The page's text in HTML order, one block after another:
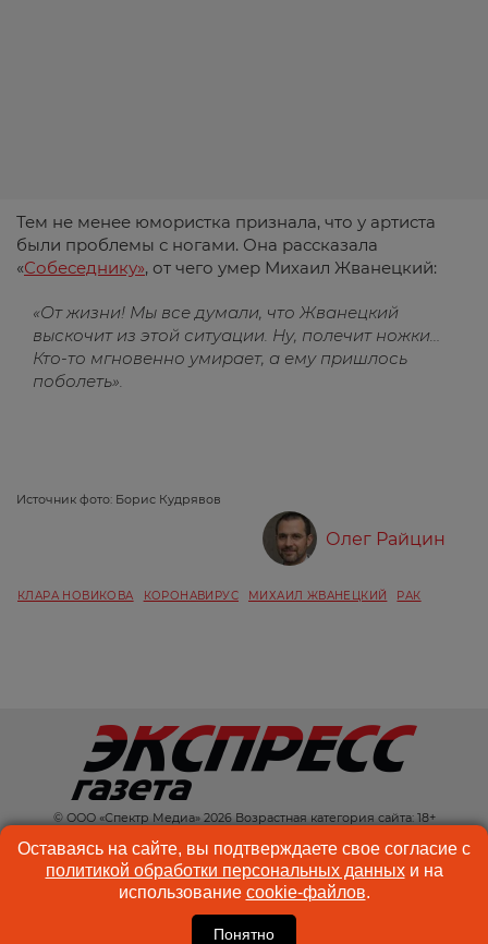
Тем не менее юмористка признала, что у артиста
были проблемы с ногами. Она рассказала
«Собеседнику», от чего умер Михаил Жванецкий:
«От жизни! Мы все думали, что Жванецкий
выскочит из этой ситуации. Ну, полечит ножки…
Кто-то мгновенно умирает, а ему пришлось
поболеть».
Источник фото: Борис Кудрявов
Олег Райцин
КЛАРА НОВИКОВА КОРОНАВИРУС МИХАИЛ ЖВАНЕЦКИЙ РАК
© ООО «Спектр Медиа» 2026 Возрастная категория сайта: 18+
КОНТАКТЫ
РЕКЛАМА
КУКИ-ФАЙЛЫ
ПОЛЬЗОВАТЕЛЬСКОЕ
СОГЛАШЕНИЕ
Оставаясь на сайте, вы подтверждаете свое согласие с
политикой обработки персональных данныхи на
использование cookie-файлов.
Понятно